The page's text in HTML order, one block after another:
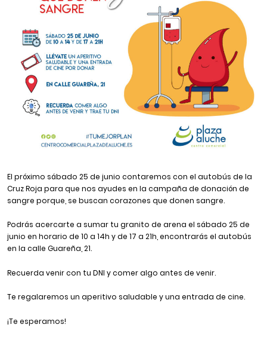
El próximo sábado 25 de junio contaremos con el autobús de la
Cruz Roja para que nos ayudes en la campaña de donación de
sangre porque, se buscan corazones que donen sangre.
Podrás acercarte a sumar tu granito de arena el sábado 25 de
junio en horario de 10 a 14h y de 17 a 21h, encontrarás el autobús
en la calle Guareña, 21.
Recuerda venir con tu DNI y comer algo antes de venir.
Te regalaremos un aperitivo saludable y una entrada de cine.
¡Te esperamos!